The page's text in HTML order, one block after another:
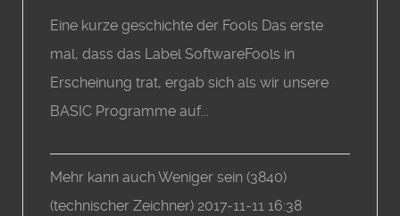
Eine kurze geschichte der Fools Das erste
mal, dass das Label SoftwareFools in
Erscheinung trat, ergab sich als wir unsere
BASIC Programme auf...
Mehr kann auch Weniger sein (3840)
(technischer Zeichner)2017-11-11 16:38